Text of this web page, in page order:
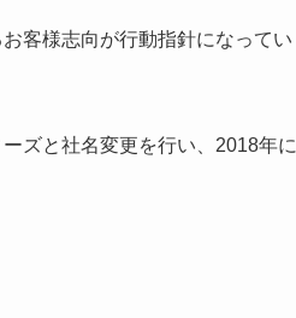
客様志向が行動指針になってい
ズと社名変更を行い、2018年に